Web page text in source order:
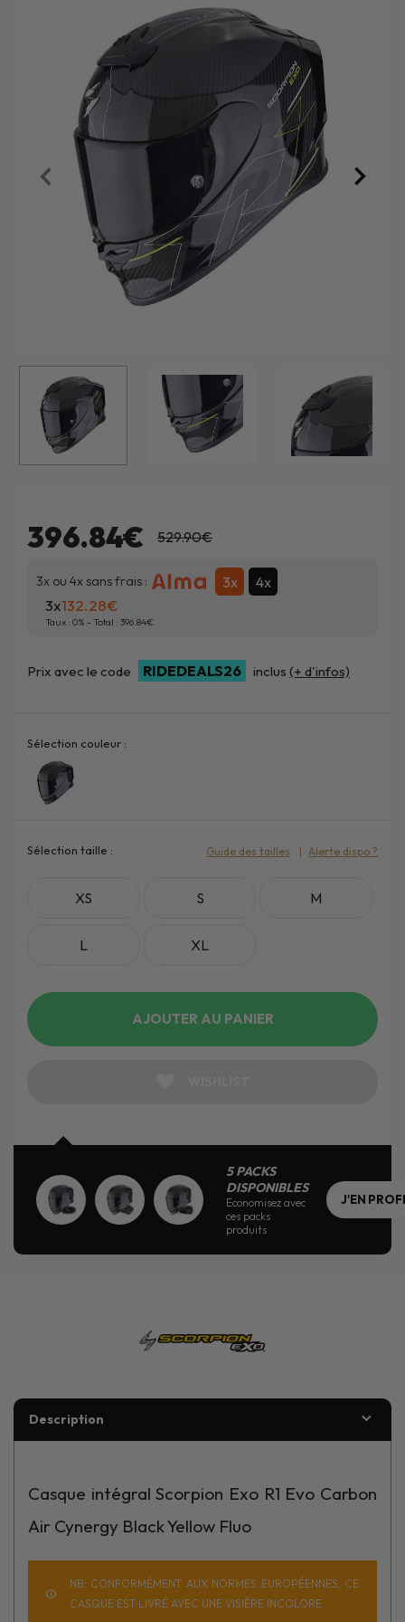
396.84€ 529.90€
3x ou 4x sans frais : 3x 4x
3x132.28
Taux : 0% - Total : 396.84
Prix avec le code RIDEDEALS26 inclus (+ d'infos)
Sélection couleur :
Sélection taille :
XS S M
L XL
Guide des tailles Alerte dispo ?
AJOUTER AU PANIER
5 PACKS
DISPONIBLES
Economisez avec
ces packs
produits
J'EN
Description
Casque intégral Scorpion Exo R1 Evo Carbon
Air Cynergy Black Yellow Fluo
NB: CONFORMÉMENT AUX NORMES EUROPÉENNES, CE
CASQUE EST LIVRÉ AVEC UNE VISIÈRE INCOLORE.